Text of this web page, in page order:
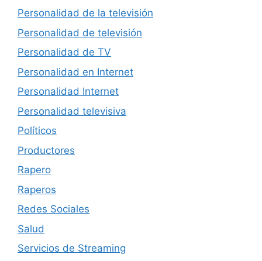
Personalidad de la televisión
Personalidad de televisión
Personalidad de TV
Personalidad en Internet
Personalidad Internet
Personalidad televisiva
Políticos
Productores
Rapero
Raperos
Redes Sociales
Salud
Servicios de Streaming